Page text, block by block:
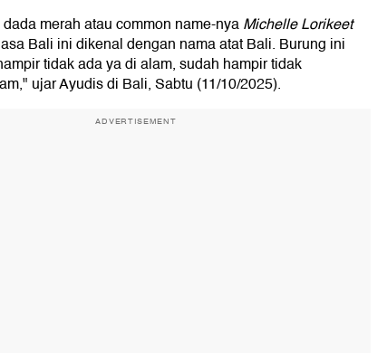
merah atau common name-nyaMichelle Lorikeet
Bali ini dikenal dengan nama atat Bali. Burung ini
tidak ada ya di alam, sudah hampir tidak
ujar Ayudis di Bali, Sabtu (11/10/2025).
ADVERTISEMENT